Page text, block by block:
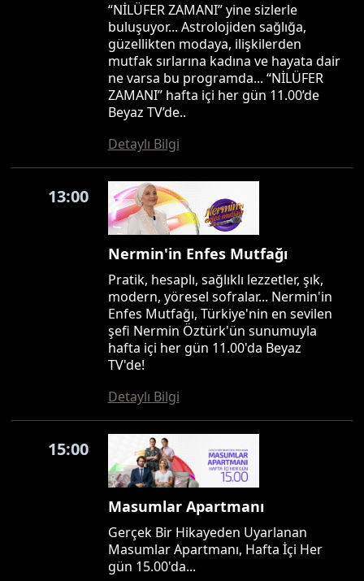
“NİLÜFER ZAMANI” yine sizlerle
buluşuyor... Astrolojiden sağlığa,
güzellikten modaya, ilişkilerden
mutfak sırlarına kadına ve hayata dair
ne varsa bu programda... “NİLÜFER
ZAMANI” hafta içi her gün 11.00’de
Beyaz TV’de..
Detaylı Bilgi
13:00
Nermin'in Enfes Mutfağı
Pratik, hesaplı, sağlıklı lezzetler, şık,
modern, yöresel sofralar... Nermin'in
Enfes Mutfağı, Türkiye'nin en sevilen
şefi Nermin Öztürk'ün sunumuyla
hafta içi her gün 11.00'da Beyaz
TV'de!
Detaylı Bilgi
15:00
Masumlar Apartmanı
Gerçek Bir Hikayeden Uyarlanan
Masumlar Apartmanı, Hafta İçi Her
gün 15.00'da...